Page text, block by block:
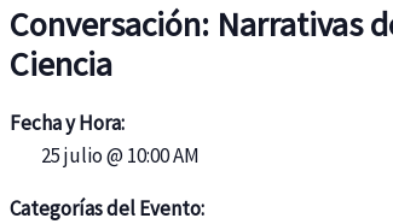
Conversación: Narrativas
Ciencia
Fecha y Hora:
25 julio @ 10:00 AM
Categorías del Evento: